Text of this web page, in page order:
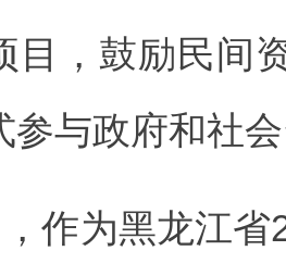
目，鼓励民间
参与政府和社
作为黑龙江省